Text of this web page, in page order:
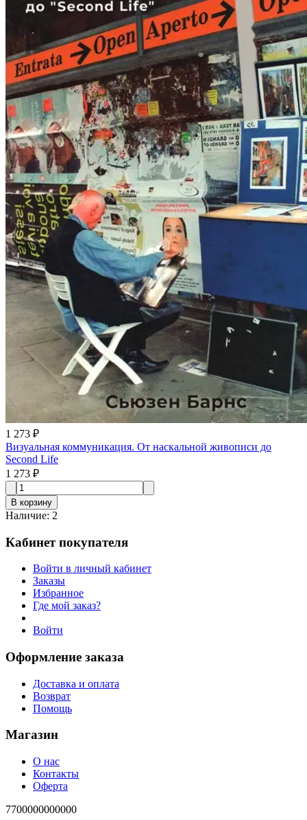
1 273 ₽
Визуальная коммуникация. От наскальной живописи до
Second Life
1 273 ₽
В корзину
Наличие: 2
Кабинет покупателя
Войти в личный кабинет
Заказы
Избранное
Где мой заказ?
Войти
Оформление заказа
Доставка и оплата
Возврат
Помощь
Магазин
О нас
Контакты
Оферта
7700000000000